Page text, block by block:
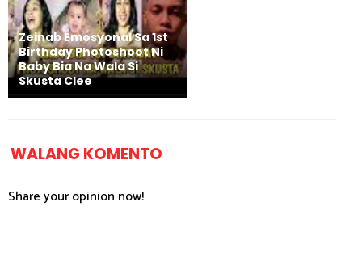
Zeinab Emosyonal Sa 1st
Birthday Photoshoot Ni
Baby Bia Na Wala Si
Skusta Clee
WALANG KOMENTO
Share your opinion now!